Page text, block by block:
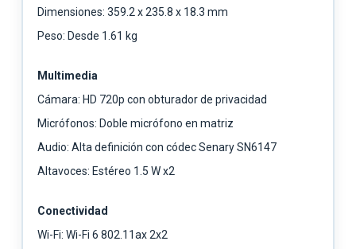
Dimensiones: 359.2 x 235.8 x 18.3 mm
Peso: Desde 1.61 kg
Multimedia
Cámara: HD 720p con obturador de privacidad
Micrófonos: Doble micrófono en matriz
Audio: Alta definición con códec Senary SN6147
Altavoces: Estéreo 1.5 W x2
Conectividad
Wi-Fi: Wi-Fi 6 802.11ax 2x2